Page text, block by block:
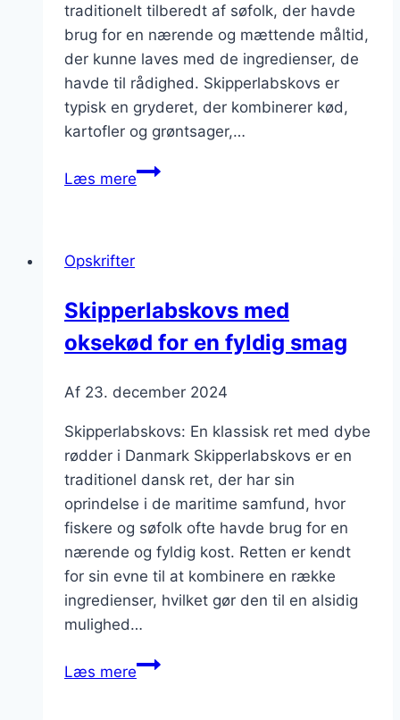
traditionelt tilberedt af søfolk, der havde
brug for en nærende og mættende måltid,
der kunne laves med de ingredienser, de
havde til rådighed. Skipperlabskovs er
typisk en gryderet, der kombinerer kød,
kartofler og grøntsager,…
Læs mereHjemmelavet
Opskrifter
Skipperlabskovs med
oksekød for en fyldig smag
Af 23. december 2024
Skipperlabskovs: En klassisk ret med dybe
rødder i Danmark Skipperlabskovs er en
traditionel dansk ret, der har sin
oprindelse i de maritime samfund, hvor
fiskere og søfolk ofte havde brug for en
nærende og fyldig kost. Retten er kendt
for sin evne til at kombinere en række
ingredienser, hvilket gør den til en alsidig
mulighed…
Læs mereSkipperlabskovs